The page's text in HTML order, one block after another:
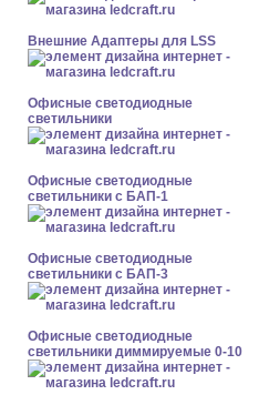
Внешние Адаптеры для LSS
Офисные светодиодные
светильники
Офисные светодиодные
светильники с БАП-1
Офисные светодиодные
светильники с БАП-3
Офисные светодиодные
светильники диммируемые 0-10